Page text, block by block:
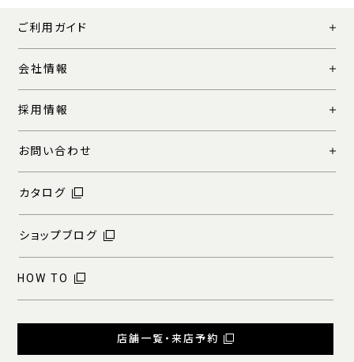
ご利用ガイド
会社情報
採用情報
お問い合わせ
カタログ
ショップブログ
HOW TO
店舗一覧・来店予約